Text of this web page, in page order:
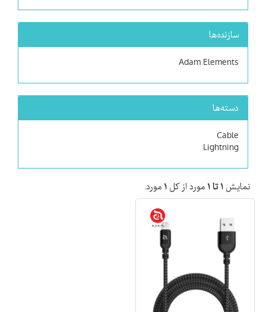
سازنده‌ها
Adam Elements
دسته‌ها
Cable
Lightning
نمایش ۱ تا ۱ مورد از کل ۱ مورد.